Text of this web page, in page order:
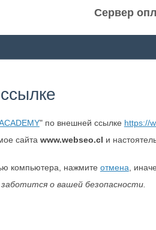
Сервер
" по внешней ссылке https://
сайта www.webseo.cl и
компьютера, нажмите отмена ,
о вашей безопасности.